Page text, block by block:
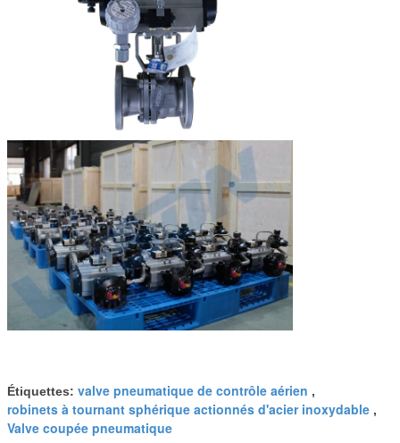
Étiquettes: valve pneumatique de contrôle aérien ,
robinets à tournant sphérique actionnés d'acier inoxydable ,
Valve coupée pneumatique